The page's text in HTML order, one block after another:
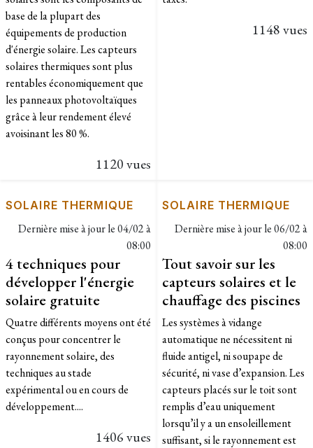
base de la plupart des
équipements de production
d'énergie solaire. Les capteurs
solaires thermiques sont plus
rentables économiquement que
les panneaux photovoltaïques
grâce à leur rendement élevé
avoisinant les 80 %.
1120 vues
1148 vues
SOLAIRE THERMIQUE
Dernière mise à jour le04/02 à
08:00
4 techniques pour
développer l'énergie
solaire gratuite
Quatre différents moyens ont été
conçus pour concentrer le
rayonnement solaire, des
techniques au stade
expérimental ou en cours de
développement....
1406 vues
SOLAIRE THERMIQUE
Dernière mise à jour le06/02 à
08:00
Tout savoir sur les
capteurs solaires et le
chauffage des piscines
Les systèmes à vidange
automatique ne nécessitent ni
fluide antigel, ni soupape de
sécurité, ni vase d’expansion. Les
capteurs placés sur le toit sont
remplis d’eau uniquement
lorsqu’il y a un ensoleillement
suffisant, si le rayonnement est